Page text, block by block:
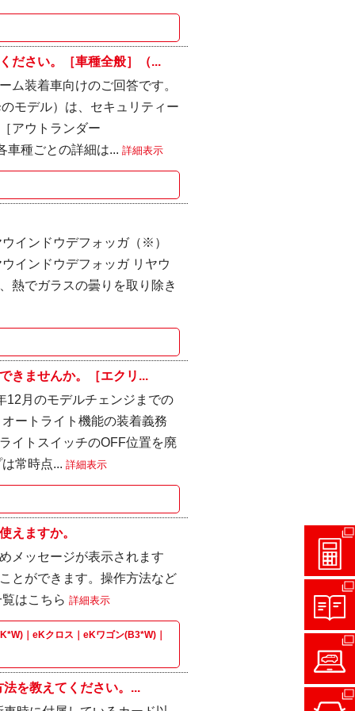
ださい。［車種全般］（...
ム装着車向けのご回答です。
モデル）は、セキュリティー
アウトランダー
車種ごとの詳細は... 詳細表示
インドウデフォッガ（※）
インドウデフォッガ リヤウ
熱でガラスの曇りを取り除き
きませんか。［エクリ...
12月のモデルチェンジまでの
ートライト機能の装着義務
イトスイッチのOFF位置を廃
常時点... 詳細表示
えますか。
メッセージが表示されます
とができます。操作方法など
はこちら 詳細表示
｜eKクロス｜eKワゴン(B3*W)｜
を教えてください。...